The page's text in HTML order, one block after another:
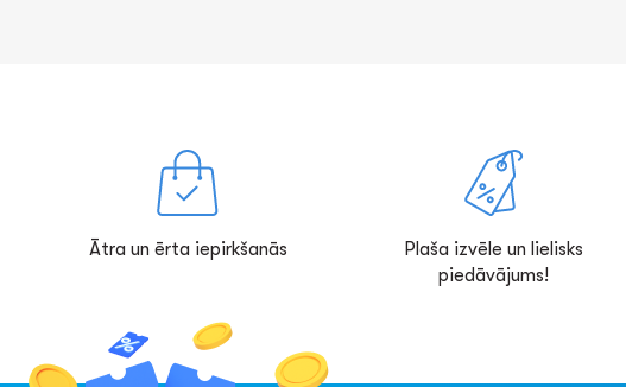
Ātra un ērta iepirkšanās
Plaša izvēle un lielisks
piedāvājums!